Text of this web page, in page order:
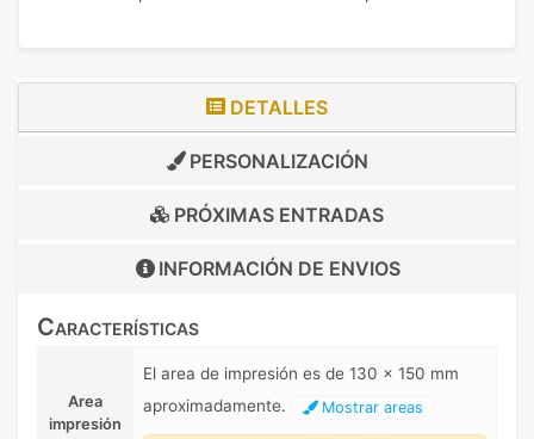
DETALLES
PERSONALIZACIÓN
PRÓXIMAS ENTRADAS
INFORMACIÓN DE ENVIOS
Características
Area
impresión
El area de impresión es de 130 x 150 mm
aproximadamente.
Mostrar areas